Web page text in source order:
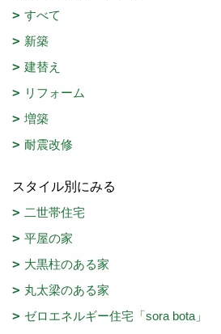
すべて
新築
建替え
リフォーム
増築
耐震改修
スタイル別にみる
二世帯住宅
平屋の家
大黒柱のある家
丸太梁のある家
ゼロエネルギー住宅「sora bota」